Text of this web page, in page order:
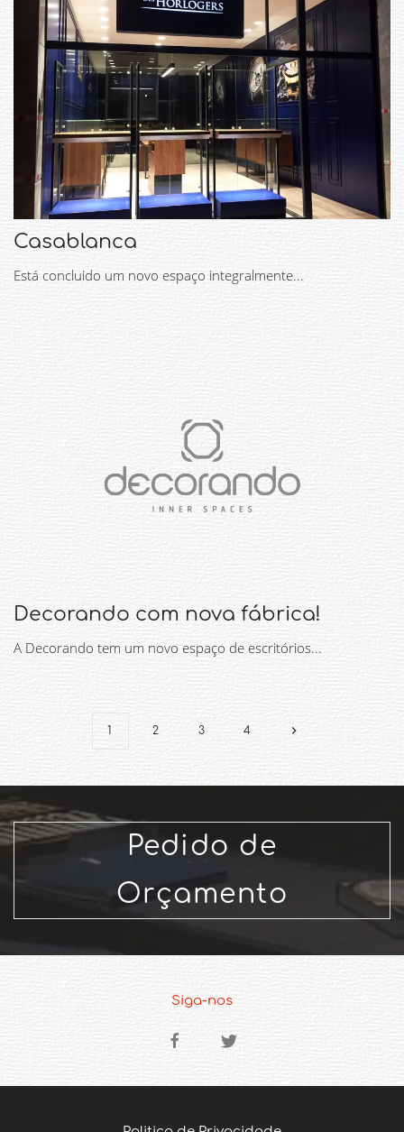
Casablanca
Está concluido um novo espaço integralmente...
Decorando com nova fábrica!
A Decorando tem um novo espaço de escritórios...
1 2 3 4
Pedido de
Orçamento
Siga-nos